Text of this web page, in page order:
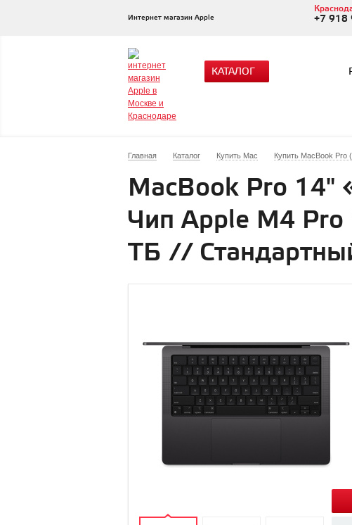
Интернет магазин Apple +7 918
КАТАЛОГ
Главная Каталог Купить Mac Купить MacBook Pro
MacBook Pro 14"
Чип Apple M4 Pro
ТБ //